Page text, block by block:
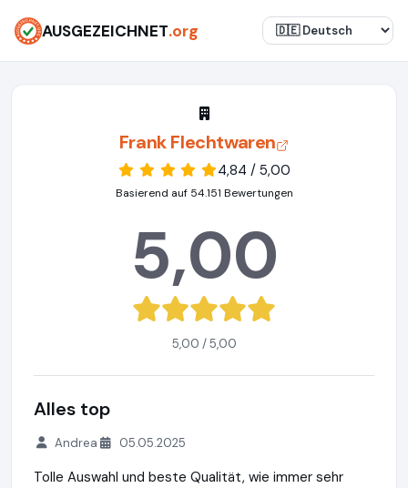
AUSGEZEICHNET.org
Frank Flechtwaren
4,84 / 5,00
Basierend auf 54.151 Bewertungen
5,00
5,00 / 5,00
Alles top
Andrea 05.05.2025
Tolle Auswahl und beste Qualität, wie immer sehr